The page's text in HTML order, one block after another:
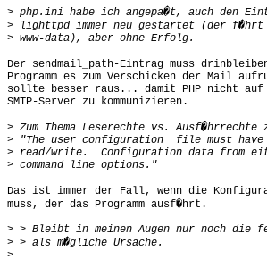
>
>
>
Der sendmail_path-Eintrag muss
Programm es zum Verschicken der Mail
sollte besser raus... damit PHP nicht auf
SMTP-Server zu kommunizieren.
>
>
>
>
Das ist immer der Fall, wenn die
muss, der das Programm ausf�hrt.
>
>
>